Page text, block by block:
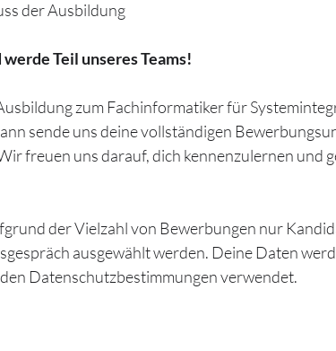
der Ausbildung
Teil unseres Teams!
zum Fachinformatiker für
sende uns deine vollständigen
freuen uns darauf, dich kennenzulernen und
der Vielzahl von Bewerbungen nur
ausgewählt werden. Deine Daten
Datenschutzbestimmungen verwendet.